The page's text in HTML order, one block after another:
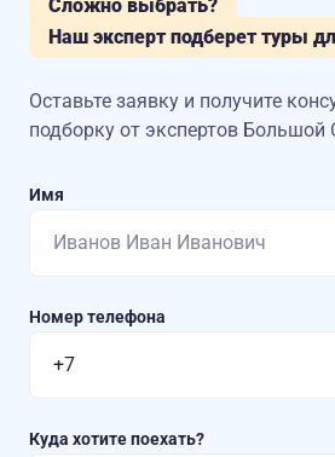
Сложно выбрать?
Наш эксперт подберет туры
Оставьте заявку и получите
подборку от экспертов Большой
Имя
Номер телефона
Куда хотите поехать?